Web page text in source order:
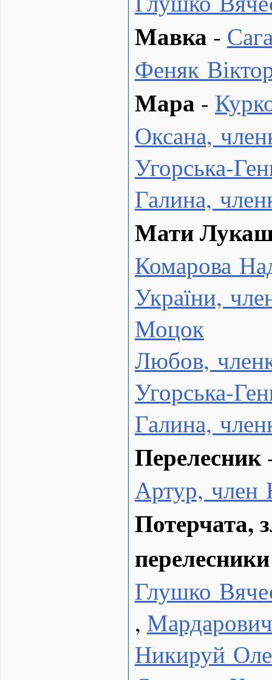
Мавка -
Феняк
Мара -
Оксана,
Угорська-
Галина,
Мати
Комарова
України,
Моцок
Любов,
Угорська-
Галина,
Перелесник
Артур,
Потерчата,
перелесники
Глушко
,
Никируй